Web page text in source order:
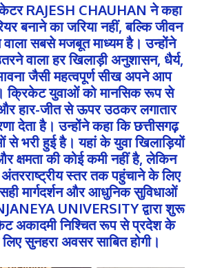
RAJESH CHAUHAN ने कहा
बनाने का जरिया नहीं, बल्कि जीवन
वाला सबसे मजबूत माध्यम है। उन्होंने
वाला हर खिलाड़ी अनुशासन, धैर्य,
जैसी महत्वपूर्ण सीख अपने आप
क्रिकेट युवाओं को मानसिक रूप से
हार-जीत से ऊपर उठकर लगातार
देता है। उन्होंने कहा कि छत्तीसगढ़
से भरी हुई है। यहां के युवा खिलाड़ियों
क्षमता की कोई कमी नहीं है, लेकिन
स्तर तक पहुंचाने के लिए
मार्गदर्शन और आधुनिक सुविधाओं
UNIVERSITY द्वारा शुरू
अकादमी निश्चित रूप से प्रदेश के
सुनहरा अवसर साबित होगी।